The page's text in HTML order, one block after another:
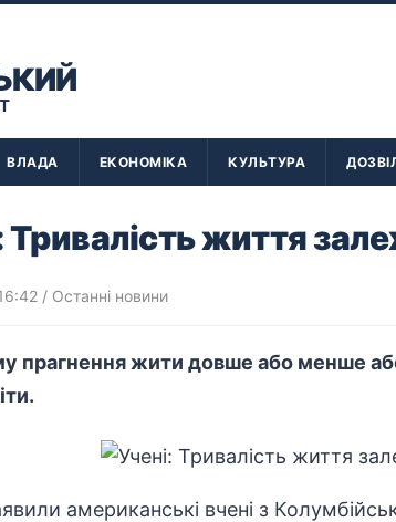
ВЛАДА ЕКОНОМІКА КУЛЬТУРА
Тривалість життя
/ Останні новини
прагнення жити довше або менше
американські вчені з